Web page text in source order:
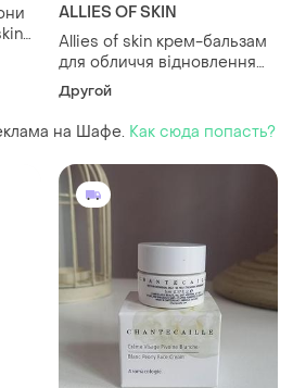
ALLIES OF SKIN
Allies of skin крем-бальзам
для обличчя відновлення
шкірного бар'єру
Другой
на Шафе. Как сюда попасть?